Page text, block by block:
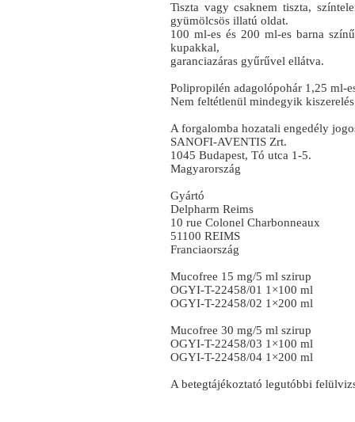
Tiszta vagy csaknem tiszta,
gyümölcsös illatú oldat.
100 ml-es és 200 ml-es barna
kupakkal,
garanciazáras gyűrűvel ellátva.
Polipropilén adagolópohár 1,25 ml-
Nem feltétlenül mindegyik
A forgalomba hozatali engedély
SANOFI-AVENTIS Zrt.
1045 Budapest, Tó utca 1-5.
Magyarország
Gyártó
Delpharm Reims
10 rue Colonel Charbonneaux
51100 REIMS
Franciaország
Mucofree 15 mg/5 ml szirup
OGYI-T-22458/01 1×100 ml
OGYI-T-22458/02 1×200 ml
Mucofree 30 mg/5 ml szirup
OGYI-T-22458/03 1×100 ml
OGYI-T-22458/04 1×200 ml
A betegtájékoztató legutóbbi